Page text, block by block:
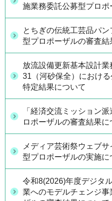
施業務委託公募型プロ
とちぎの伝統工芸品パ
型プロポーザルの審査結
放流設備更新基本設計
31（河砂保全）におけ
特定結果について
「経済交流ミッション
ロポーザルの審査結果に
メディア芸術祭ウェブ
型プロポーザルの実施に
令和8(2026)年度デジタ
業へのモデルチェンジ